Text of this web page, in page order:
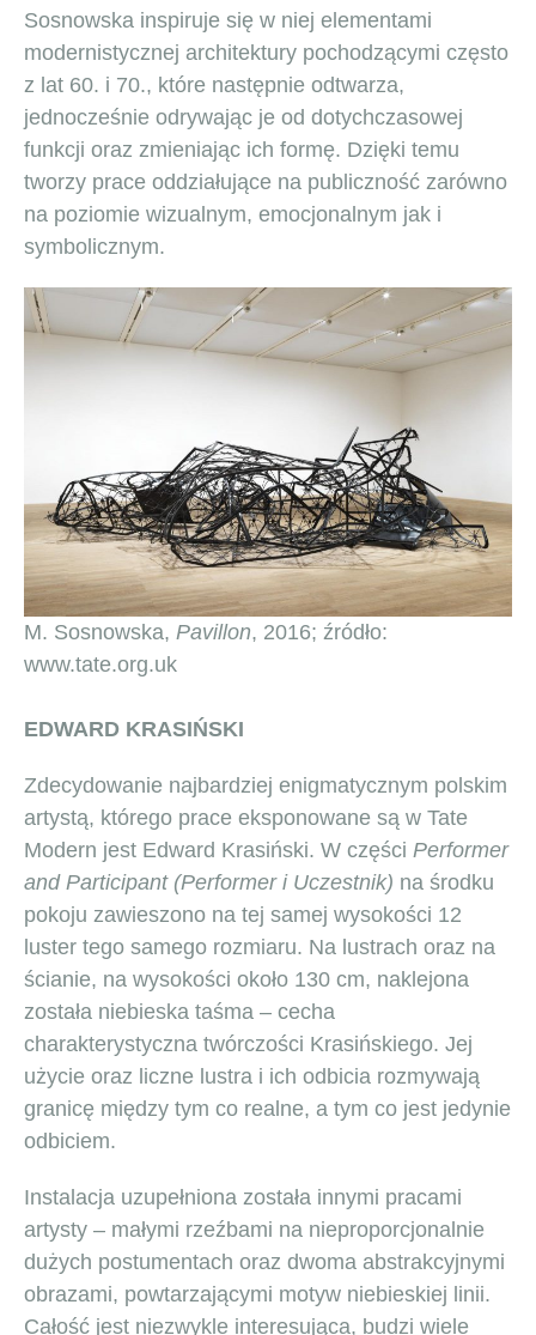
Sosnowska inspiruje się w niej elementami
modernistycznej architektury pochodzącymi często
z lat 60. i 70., które następnie odtwarza,
jednocześnie odrywając je od dotychczasowej
funkcji oraz zmieniając ich formę. Dzięki temu
tworzy prace oddziałujące na publiczność zarówno
na poziomie wizualnym, emocjonalnym jak i
symbolicznym.
M. Sosnowska, Pavillon, 2016; źródło:
www.tate.org.uk
EDWARD KRASIŃSKI
Zdecydowanie najbardziej enigmatycznym polskim
artystą, którego prace eksponowane są w Tate
Modern jest Edward Krasiński. W części Performer
and Participant (Performer i Uczestnik) na środku
pokoju zawieszono na tej samej wysokości 12
luster tego samego rozmiaru. Na lustrach oraz na
ścianie, na wysokości około 130 cm, naklejona
została niebieska taśma – cecha
charakterystyczna twórczości Krasińskiego. Jej
użycie oraz liczne lustra i ich odbicia rozmywają
granicę między tym co realne, a tym co jest jedynie
odbiciem.
Instalacja uzupełniona została innymi pracami
artysty – małymi rzeźbami na nieproporcjonalnie
dużych postumentach oraz dwoma abstrakcyjnymi
obrazami, powtarzającymi motyw niebieskiej linii.
Całość jest niezwykle interesująca, budzi wiele